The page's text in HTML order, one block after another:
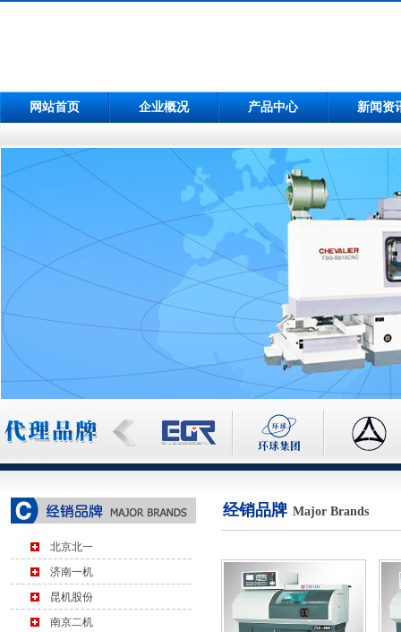
网站首页 企业概况 产品中心 新闻资
北京北一
济南一机
昆机股份
南京二机
经销品牌 Major Brands